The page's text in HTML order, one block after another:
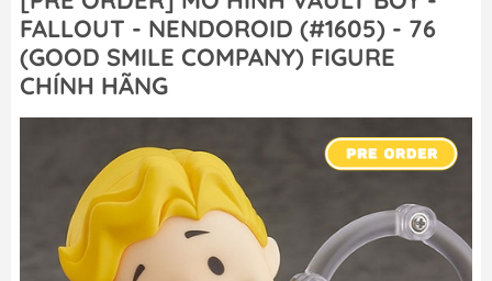
FALLOUT - NENDOROID (#1605) - 76
(GOOD SMILE COMPANY) FIGURE
CHÍNH HÃNG